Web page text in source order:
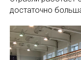
достаточно